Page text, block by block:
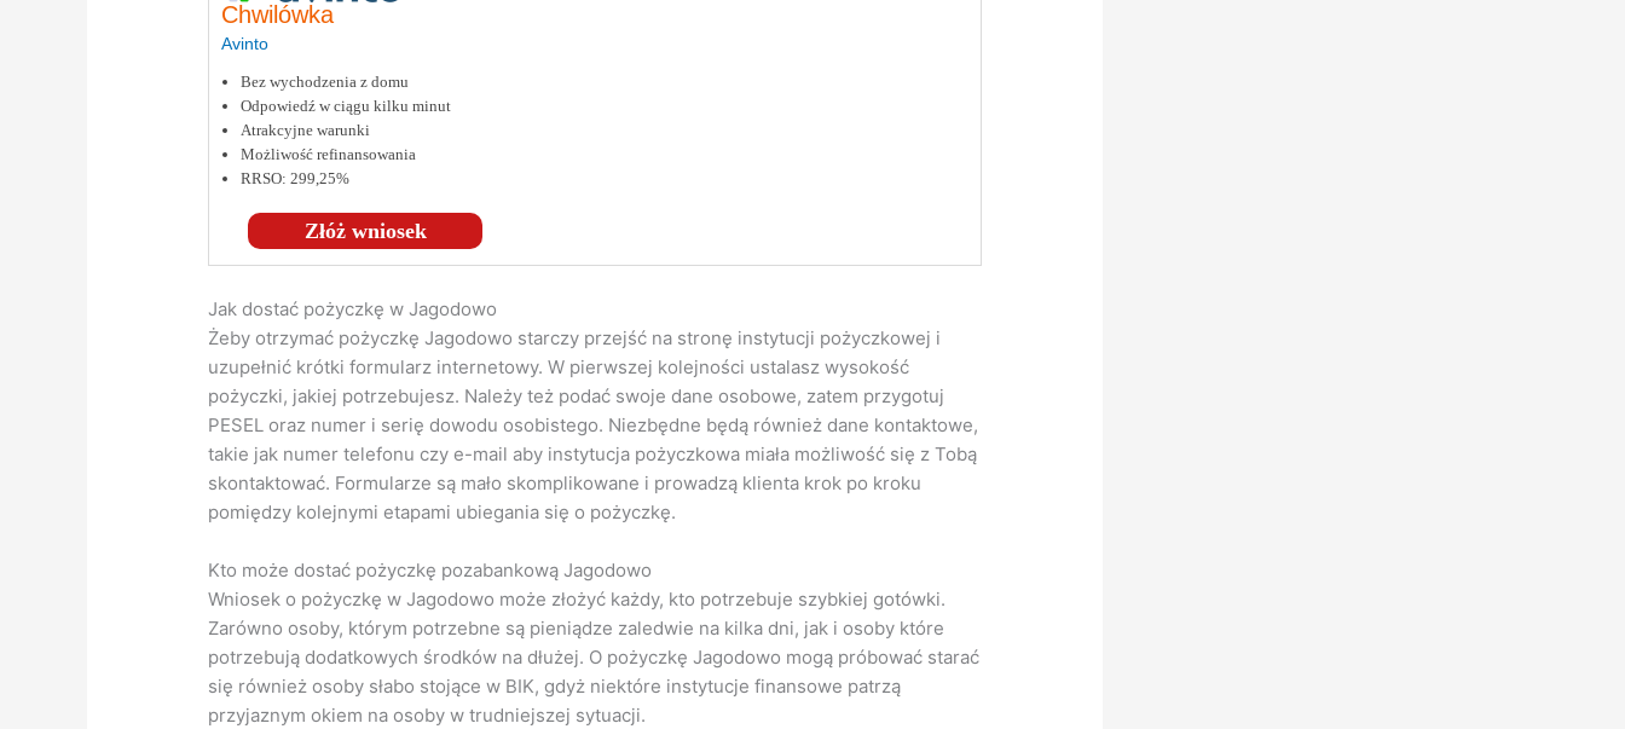
Chwilówka
Avinto
Złóż wniosek
Bez wychodzenia z domu
Odpowiedź w ciągu kilku minut
Atrakcyjne warunki
Możliwość refinansowania
RRSO: 299,25%
Jak dostać pożyczkę w Jagodowo
Żeby otrzymać pożyczkę Jagodowo starczy przejść na stronę instytucji pożyczkowej i
uzupełnić krótki formularz internetowy. W pierwszej kolejności ustalasz wysokość
pożyczki, jakiej potrzebujesz. Należy też podać swoje dane osobowe, zatem przygotuj
PESEL oraz numer i serię dowodu osobistego. Niezbędne będą również dane kontaktowe,
takie jak numer telefonu czy e-mail aby instytucja pożyczkowa miała możliwość się z Tobą
skontaktować. Formularze są mało skomplikowane i prowadzą klienta krok po kroku
pomiędzy kolejnymi etapami ubiegania się o pożyczkę.
Kto może dostać pożyczkę pozabankową Jagodowo
Wniosek o pożyczkę w Jagodowo może złożyć każdy, kto potrzebuje szybkiej gotówki.
Zarówno osoby, którym potrzebne są pieniądze zaledwie na kilka dni, jak i osoby które
potrzebują dodatkowych środków na dłużej. O pożyczkę Jagodowo mogą próbować starać
się również osoby słabo stojące w BIK, gdyż niektóre instytucje finansowe patrzą
przyjaznym okiem na osoby w trudniejszej sytuacji.